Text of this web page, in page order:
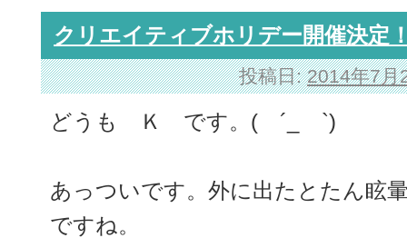
クリエイティブホリデー開催決定
投稿日: 2014年7月
どうも Ｋ です。( ´_ゝ`)
あっついです。外に出たとたん眩
ですね。